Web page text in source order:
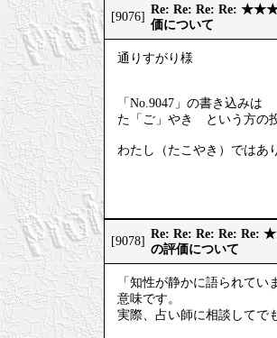
[9076]
Re: Re: Re: Re: ★★★
価について
通りすがり様
「No.9047」の書き込みは
た「ご」やき という方の
わたし（たこやき）ではあ
[9078]
Re: Re: Re: Re: Re:
の評価について
「知性が静かに語られて
意味です。
実際、占い師に相談してで